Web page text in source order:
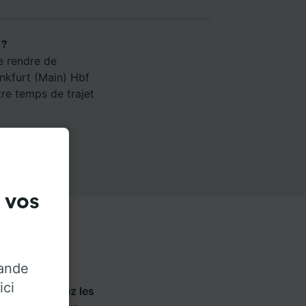
rendre de
(Main) Hbf
temps de trajet
. Utilisez les